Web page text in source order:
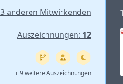
3 anderen Mitwirkenden
Auszeichnungen: 12
+ 9 weitere Auszeichnungen